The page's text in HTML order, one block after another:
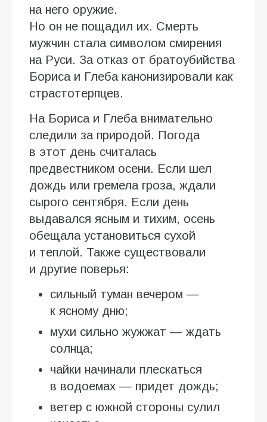
на него оружие.
Но он не пощадил их. Смерть
мужчин стала символом смирения
на Руси. За отказ от братоубийства
Бориса и Глеба канонизировали как
страстотерпцев.
На Бориса и Глеба внимательно
следили за природой. Погода
в этот день считалась
предвестником осени. Если шел
дождь или гремела гроза, ждали
сырого сентября. Если день
выдавался ясным и тихим, осень
обещала установиться сухой
и теплой. Также существовали
и другие поверья:
сильный туман вечером —
к ясному дню;
мухи сильно жужжат — ждать
солнца;
чайки начинали плескаться
в водоемах — придет дождь;
ветер с южной стороны сулил